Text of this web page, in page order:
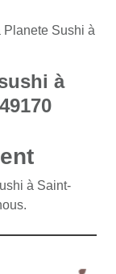
Planete Sushi à
à
à Saint-